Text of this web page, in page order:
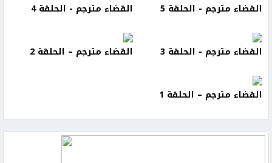
القضاء مترجم - الحلقة 5 القضاء مترجم - الحلقة 4
القضاء مترجم - الحلقة 3 القضاء مترجم – الحلقة 2
القضاء مترجم – الحلقة 1